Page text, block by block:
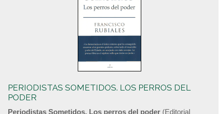
PERIODISTAS SOMETIDOS. LOS PERROS DEL
PODER
Periodistas Sometidos. Los perros del poder (Editorial